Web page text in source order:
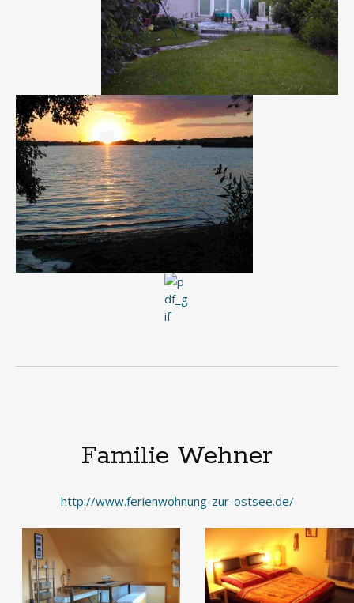
Familie Wehner
http://www.ferienwohnung-zur-ostsee.de/